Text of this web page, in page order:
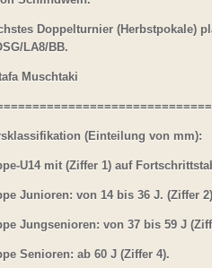
Doppelturnier (Herbstpokale)
LA8/BB.
Muschtaki
(Einteilung von mm):
U14 mit (Ziffer 1) auf
Junioren: von 14 bis 36 J. (Ziffer
Jungsenioren: von 37 bis 59 J
Senioren: ab 60 J (Ziffer 4).